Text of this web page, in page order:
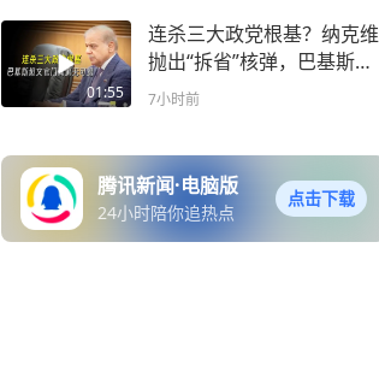
01:55
连杀三大政党根基？纳克维
抛出“拆省”核弹，巴基斯坦
文官门阀退无可退
7小时前
腾讯新闻·电脑版
24小时陪你追热点
点击下载